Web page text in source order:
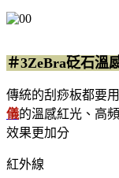
＃3ZeBra砭石溫
傳統的刮痧板都要
儀的溫感紅光、高
效果更加分
紅外線